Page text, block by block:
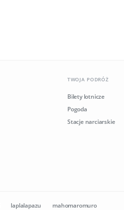
TWOJA PODRÓŻ
Bilety lotnicze
Pogoda
Stacje narciarskie
laplalapazu mahomaromuro